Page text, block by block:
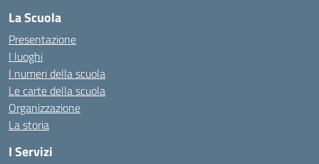
La Scuola
Presentazione
I luoghi
I numeri della scuola
Le carte della scuola
Organizzazione
La storia
I Servizi